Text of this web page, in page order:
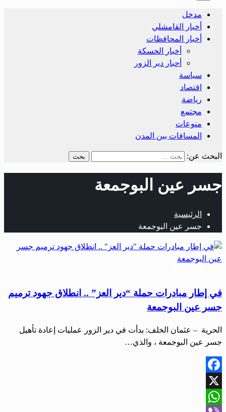
مدخل
أخبار القامشلي
أخبار المحافظات
أخبار الحسكة
أحبار دير الزور
سياسة
اقتصاد
رياضة
مجتمع
منوعات
المسافات بين المدن
البحث عن:
جسر عين البوجمعة
الرئيسية
جسر عين البوجمعة
في إطار مبادرات حملة “دير العز” .. انطلاق جهود ترميم
جسر عين البوجمعة
الحرية – عثمان الخلف: بدأت في دير الزور عمليات إعادة تأهيل
جسر عين البوجمعة ، والذي…
Facebook
X